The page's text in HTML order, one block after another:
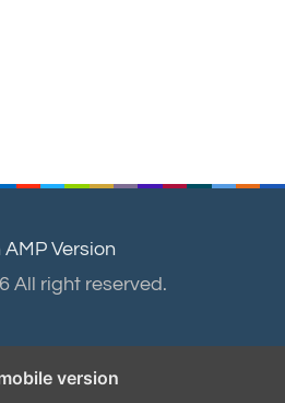
AMP Version
All right reserved.
version